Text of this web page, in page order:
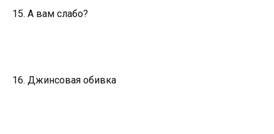
15. А вам слабо?
16. Джинсовая обивка